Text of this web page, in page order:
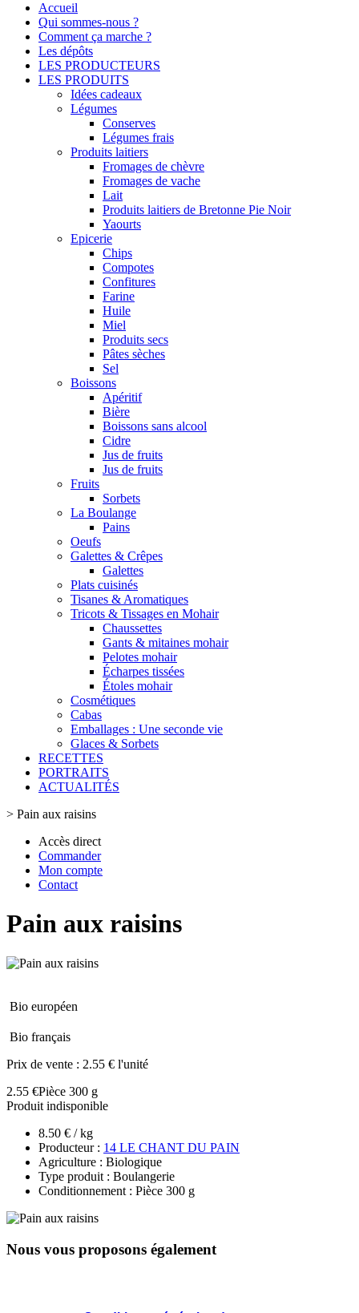
Accueil
Qui sommes-nous ?
Comment ça marche ?
Les dépôts
LES PRODUCTEURS
LES PRODUITS
Idées cadeaux
Légumes
Conserves
Légumes frais
Produits laitiers
Fromages de chèvre
Fromages de vache
Lait
Produits laitiers de Bretonne Pie Noir
Yaourts
Epicerie
Chips
Compotes
Confitures
Farine
Huile
Miel
Produits secs
Pâtes sèches
Sel
Boissons
Apéritif
Bière
Boissons sans alcool
Cidre
Jus de fruits
Jus de fruits
Fruits
Sorbets
La Boulange
Pains
Oeufs
Galettes & Crêpes
Galettes
Plats cuisinés
Tisanes & Aromatiques
Tricots & Tissages en Mohair
Chaussettes
Gants & mitaines mohair
Pelotes mohair
Écharpes tissées
Étoles mohair
Cosmétiques
Cabas
Emballages : Une seconde vie
Glaces & Sorbets
RECETTES
PORTRAITS
ACTUALITÉS
> Pain aux raisins
Accès direct
Commander
Mon compte
Contact
Pain aux raisins
Bio européen
Bio français
Prix de vente : 2.55 € l'unité
2.55 €Pièce 300 g
Produit indisponible
8.50 € / kg
Producteur : 14 LE CHANT DU PAIN
Agriculture : Biologique
Type produit : Boulangerie
Conditionnement : Pièce 300 g
Nous vous proposons également